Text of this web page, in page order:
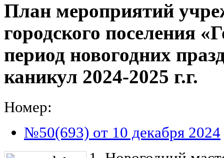
План мероприятий
городского поселения
период новогодних
каникул 2024-2025 г.г.
Номер:
№50(693) от 10 декабря 2024